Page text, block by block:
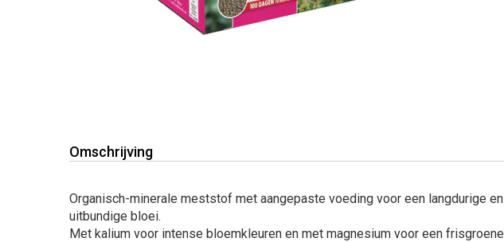
Omschrijving
Organisch-minerale meststof met aangepaste voeding voor een langdurige en
uitbundige bloei.
Met kalium voor intense bloemkleuren en met magnesium voor een frisgroene